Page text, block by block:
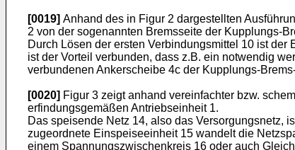
[0019] Anhand des in Figur 2 dargestellten
2 von der sogenannten Bremsseite der Kupplungs-
Durch Lösen der ersten Verbindungsmittel 10 ist
ist der Vorteil verbunden, dass z.B. ein notwendig
verbundenen Ankerscheibe 4c der Kupplungs-
[0020] Figur 3 zeigt anhand vereinfachter bzw.
erfindungsgemäßen Antriebseinheit 1.
Das speisende Netz 14, also das Versorgungsnetz,
zugeordnete Einspeiseeinheit 15 wandelt die
einem Spannungszwischenkreis 16 oder auch